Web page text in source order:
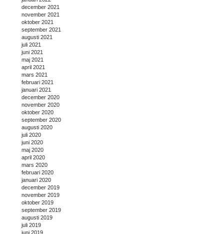
december 2021
november 2021
oktober 2021
september 2021
augusti 2021
juli 2021
juni 2021
maj 2021
april 2021
mars 2021
februari 2021
januari 2021
december 2020
november 2020
oktober 2020
september 2020
augusti 2020
juli 2020
juni 2020
maj 2020
april 2020
mars 2020
februari 2020
januari 2020
december 2019
november 2019
oktober 2019
september 2019
augusti 2019
juli 2019
juni 2019